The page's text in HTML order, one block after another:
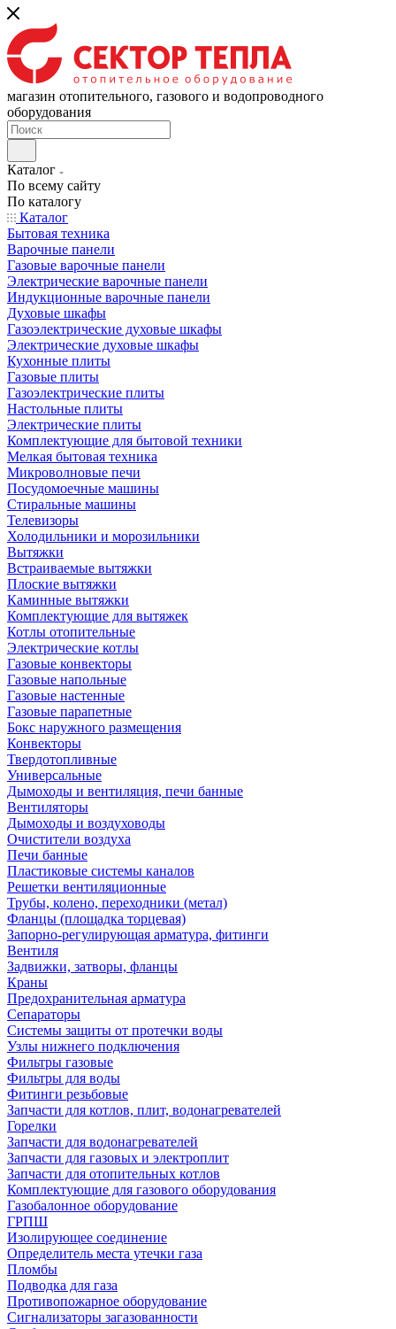
магазин отопительного, газового и водопроводного
оборудования
Каталог
По всему сайту
По каталогу
Каталог
Бытовая техника
Варочные панели
Газовые варочные панели
Электрические варочные панели
Индукционные варочные панели
Духовые шкафы
Газоэлектрические духовые шкафы
Электрические духовые шкафы
Кухонные плиты
Газовые плиты
Газоэлектрические плиты
Настольные плиты
Электрические плиты
Комплектующие для бытовой техники
Мелкая бытовая техника
Микроволновые печи
Посудомоечные машины
Стиральные машины
Телевизоры
Холодильники и морозильники
Вытяжки
Встраиваемые вытяжки
Плоские вытяжки
Каминные вытяжки
Комплектующие для вытяжек
Котлы отопительные
Электрические котлы
Газовые конвекторы
Газовые напольные
Газовые настенные
Газовые парапетные
Бокс наружного размещения
Конвекторы
Твердотопливные
Универсальные
Дымоходы и вентиляция, печи банные
Вентиляторы
Дымоходы и воздуховоды
Очистители воздуха
Печи банные
Пластиковые системы каналов
Решетки вентиляционные
Трубы, колено, переходники (метал)
Фланцы (площадка торцевая)
Запорно-регулирующая арматура, фитинги
Вентиля
Задвижки, затворы, фланцы
Краны
Предохранительная арматура
Сепараторы
Системы защиты от протечки воды
Узлы нижнего подключения
Фильтры газовые
Фильтры для воды
Фитинги резьбовые
Запчасти для котлов, плит, водонагревателей
Горелки
Запчасти для водонагревателей
Запчасти для газовых и электроплит
Запчасти для отопительных котлов
Комплектующие для газового оборудования
Газобалонное оборудование
ГРПШ
Изолирующее соединение
Определитель места утечки газа
Пломбы
Подводка для газа
Противопожарное оборудование
Сигнализаторы загазованности